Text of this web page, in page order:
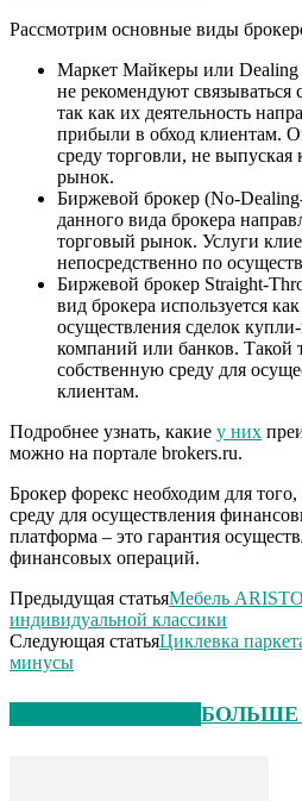
Рассмотрим основные виды
Маркет Майкеры или
не рекомендуют связываться
так как их деятельность
прибыли в обход клиентам.
среду торговли, не
рынок.
Биржевой брокер (No-
данного вида брокера
торговый рынок. Услуги
непосредственно по
Биржевой брокер Straight-
вид брокера используется
осуществления сделок
компаний или банков. Такой
собственную среду для
клиентам.
Подробнее узнать, какие у них
можно на портале brokers.ru.
Брокер форекс необходим для
среду для осуществления
платформа – это гарантия
финансовых операций.
Предыдущая статьяМебель
индивидуальной классики
Следующая статьяЦиклевка
минусы
БОЛЬШЕ